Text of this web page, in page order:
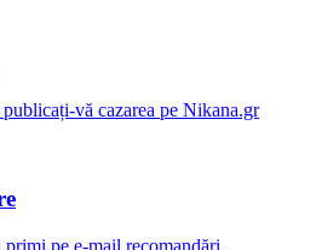
vă cazarea pe Nikana.gr
pe e-mail recomandări